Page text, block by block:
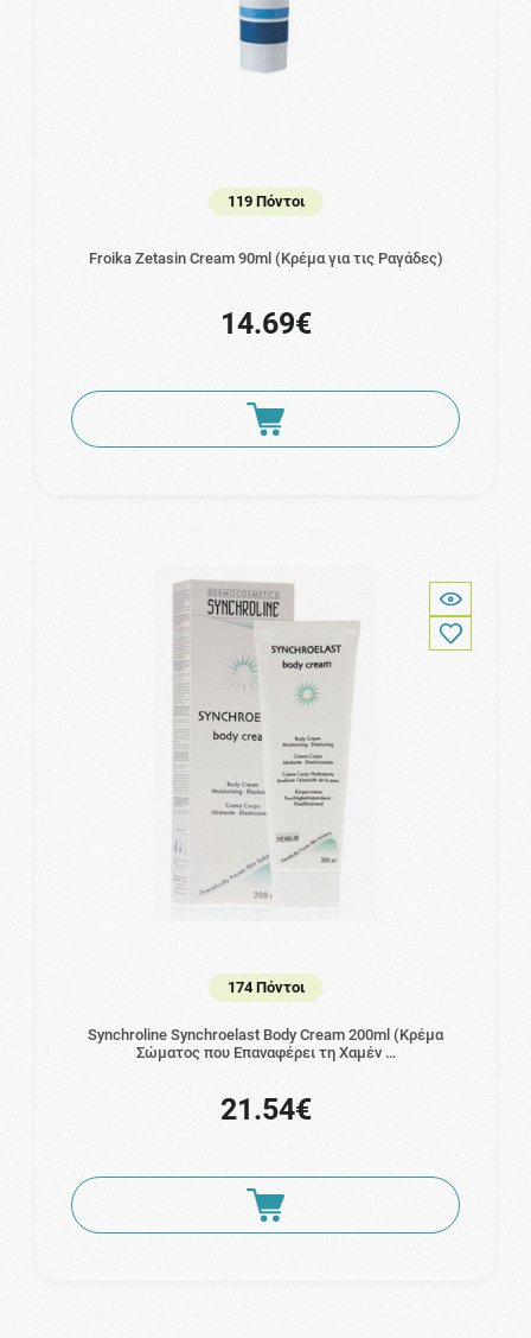
119 Πόντοι
Froika Zetasin Cream 90ml (Κρέμα για τις Ραγάδες)
14.69€
174 Πόντοι
Synchroline Synchroelast Body Cream 200ml (Κρέμα
Σώματος που Επαναφέρει τη Χαμέν …
21.54€